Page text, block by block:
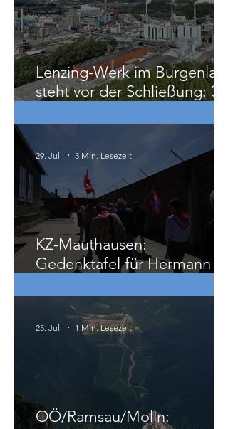
Lenzing-Werk im Burgenland
Beschäftigte betroffen
vor 5 Tagen 2 Min. Lesezeit
KZ-Mauthausen:
Gedenktafel für Hermann
Köhler
29. Juli 3 Min. Lesezeit
1 Min. Lesezeit